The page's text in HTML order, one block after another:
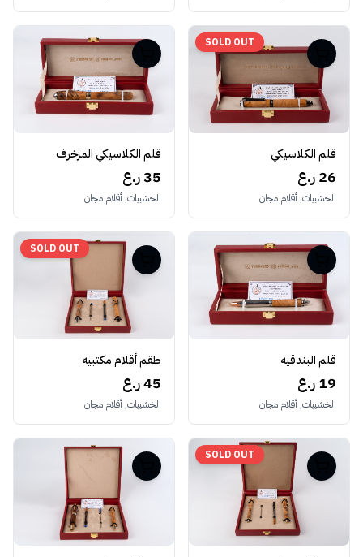
SOLD OUT
قلم الكلاسيكي
26 ر.ع
الخشبيات, أقلام مجان
قلم الكلاسيكي المزخرف
35 ر.ع
الخشبيات, أقلام مجان
قلم البندقيه
19 ر.ع
الخشبيات, أقلام مجان
SOLD OUT
طقم أقلام مكتبيه
45 ر.ع
الخشبيات, أقلام مجان
SOLD OUT